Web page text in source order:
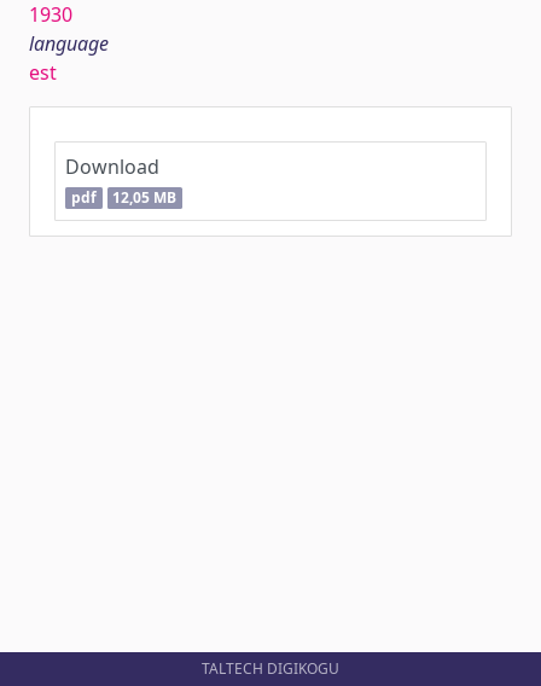
1930
language
est
Download
pdf 12,05 MB
TALTECH DIGIKOGU